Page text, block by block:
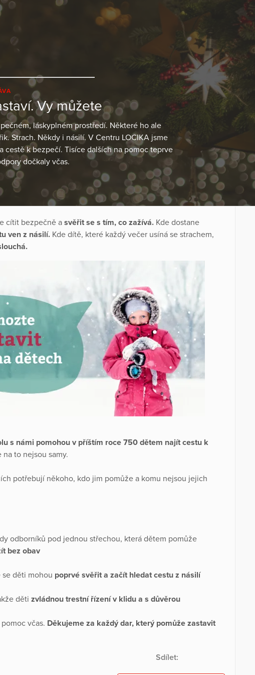
Vy můžete
láskyplném prostředí. Některé ho ale
Strach. Někdy i násilí. V Centru LOCIKA jsme
k bezpečí. Tisíce dalších na pomoc teprve
dočkaly včas.
cítit bezpečně a svěřit se s tím, co zažívá. Kde dostane
ven z násilí. Kde dítě, které každý večer usíná se strachem,
s námi pomohou v příštím roce 750 dětem najít cestu k
to nejsou samy.
potřebují někoho, kdo jim pomůže a komu nejsou jejich
odborníků pod jednou střechou, která dětem pomůže
bez obav
děti mohou poprvé svěřit a začít hledat cestu z násilí
děti zvládnou trestní řízení v klidu a s důvěrou
včas. Děkujeme za každý dar, který pomůže zastavit
Sdílet: